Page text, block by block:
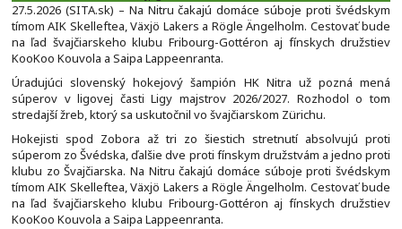
27.5.2026 (SITA.sk) – Na Nitru čakajú domáce súboje proti švédskym
tímom AIK Skelleftea, Växjö Lakers a Rögle Ängelholm. Cestovať bude
na ľad švajčiarskeho klubu Fribourg-Gottéron aj fínskych družstiev
KooKoo Kouvola a Saipa Lappeenranta.
Úradujúci slovenský hokejový šampión HK Nitra už pozná mená
súperov v ligovej časti Ligy majstrov 2026/2027. Rozhodol o tom
stredajší žreb, ktorý sa uskutočnil vo švajčiarskom Zürichu.
Hokejisti spod Zobora až tri zo šiestich stretnutí absolvujú proti
súperom zo Švédska, ďalšie dve proti fínskym družstvám a jedno proti
klubu zo Švajčiarska. Na Nitru čakajú domáce súboje proti švédskym
tímom AIK Skelleftea, Växjö Lakers a Rögle Ängelholm. Cestovať bude
na ľad švajčiarskeho klubu Fribourg-Gottéron aj fínskych družstiev
KooKoo Kouvola a Saipa Lappeenranta.